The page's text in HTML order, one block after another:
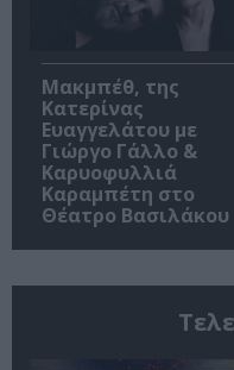
Μακμπέθ, της
Κατερίνας
Ευαγγελάτου με
Γιώργο Γάλλο &
Καρυοφυλλιά
Καραμπέτη στο
Θέατρο Βασιλάκου